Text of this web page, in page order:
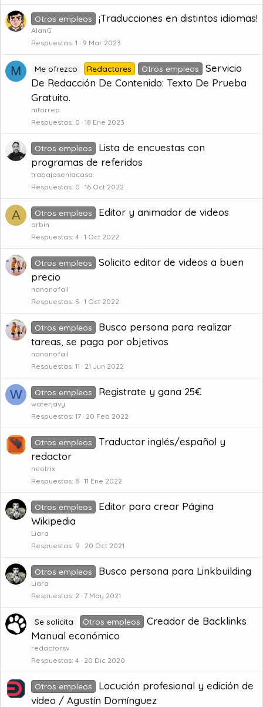
Otros empleos ¡Traducciones en distintos idiomas!
AlanG
Respuestas 1 9 Mar 2023
M Me ofrezco Redactores Otros empleos
Servicio
De Redacción De Contenido: Texto De Prueba
Gratuito.
mtorrep
Respuestas 0 18 Ene 2023
Otros empleos
Lista de encuestas con
programas de referidos
trabajosenlacasa
Respuestas 0 16 Oct 2022
A Otros empleos Editor y animador de videos
arbin
Respuestas 4 1 Oct 2022
Otros empleos
Solicito editor de videos a buen
precio
nanonofail
Respuestas 5 1 Oct 2022
Otros empleos
Busco persona para realizar
tareas, se paga por objetivos
nanonofail
Respuestas 11 21 Jun 2022
W Otros empleos Registrate y gana 25€
waterjavy
Respuestas 17 20 Feb 2022
Otros empleos
Traductor inglés/español y
redactor
neotrix
Respuestas 8 11 Ene 2022
Otros empleos
Editor para crear Página
Wikipedia
Liara
Respuestas 9 20 Oct 2021
Otros empleos Busco persona para Linkbuilding
Liara
Respuestas 2 7 May 2021
Se solicita Otros empleos
Creador de Backlinks
Manual económico
redactorsv
Respuestas 4 20 Dic 2020
Otros empleos
Locución profesional y edición de
vídeo / Agustín Domínguez